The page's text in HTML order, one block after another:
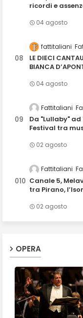
ricordi e
04 agosto
fattitaliani
LE DIECI
BIANCA
04 agosto
Fattitaliani
Da "Lullaby"
Festival tra
02 agosto
Fattitaliani
Canale 5,
tra Pirano,
02 agosto
OPERA